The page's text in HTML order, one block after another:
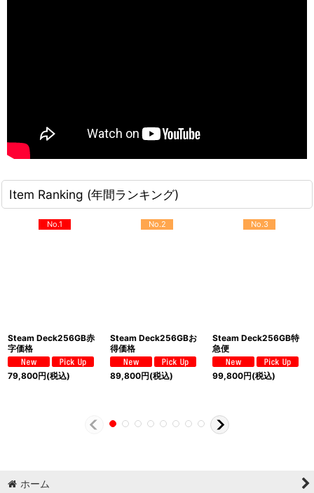
Item Ranking (年間ランキング)
No.1
Steam Deck256GB赤
字価格
79,800円(税込)
No.2
Steam Deck256GBお
得価格
89,800円(税込)
No.3
Steam Deck256GB特
急便
99,800円(税込)
ホーム